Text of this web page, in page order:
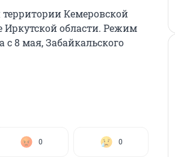
Кемеровской
Иркутской области. Режим
с 8 мая, Забайкальского
0 0